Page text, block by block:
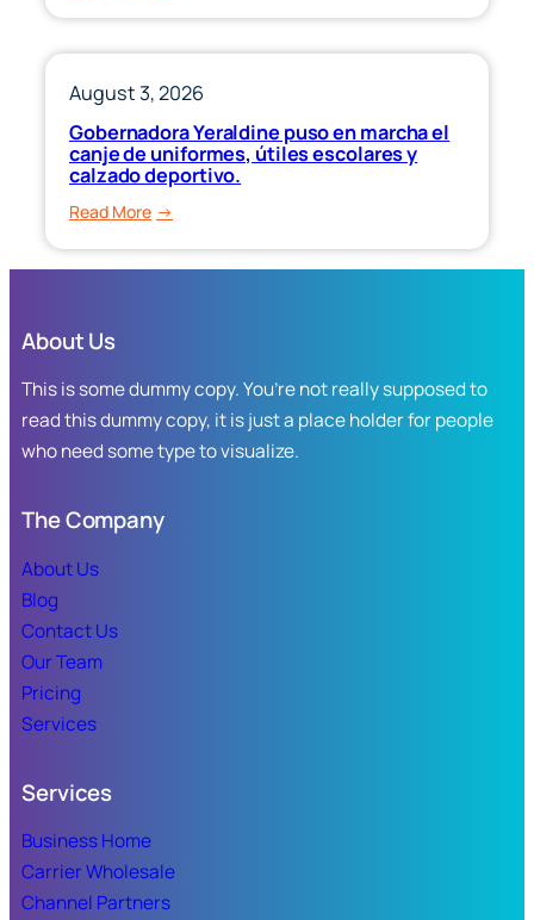
Bonilla
reapertura
del
“Ponte
al
economía
familiar
en
August 3, 2026
Gobernadora Yeraldine puso en marcha el
canje de uniformes, útiles escolares y
calzado deportivo.
Read More:
Yeraldine
canje
de
uniformes,
escolares
y
About Us
This is some dummy copy. You’re not really supposed to
read this dummy copy, it is just a place holder for people
who need some type to visualize.
The Company
About Us
Blog
Contact Us
Our Team
Pricing
Services
Services
Business Home
Carrier Wholesale
Channel Partners